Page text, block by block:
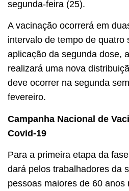
segunda-feira (25).
A vacinação ocorrerá em
intervalo de tempo de quatro
aplicação da segunda dose,
realizará uma nova
deve ocorrer na segunda
fevereiro.
Campanha Nacional de
Covid-19
Para a primeira etapa da
dará pelos trabalhadores da
pessoas maiores de 60 anos